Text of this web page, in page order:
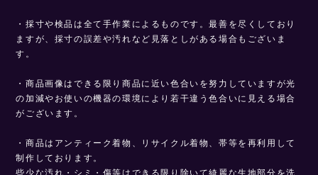
・採寸や検品は全て手作業によるものです。最善を尽くしており
ますが、採寸の誤差や汚れなど見落としがある場合もございま
す。
・商品画像はできる限り商品に近い色合いを努力していますが光
の加減やお使いの機器の環境により若干違う色合いに見える場合
がございます。
・商品はアンティーク着物、リサイクル着物、帯等を再利用して
制作しております。
些少な汚れ・シミ・傷等はできる限り除いて綺麗な生地部分を洗